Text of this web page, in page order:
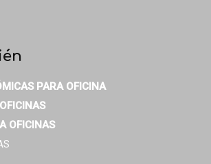
PARA OFICINA
OFICINAS